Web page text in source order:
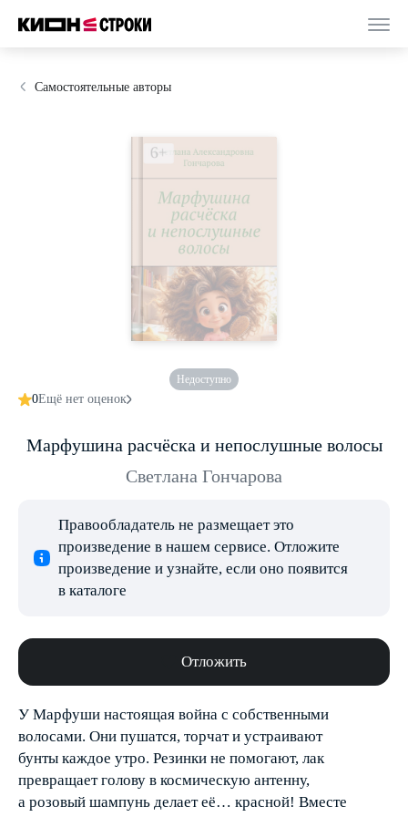
Самостоятельные авторы
Недоступно
0Ещё нет оценок
Марфушина расчёска и непослушные волосы
Светлана Гончарова
Правообладатель не размещает это
произведение в нашем сервисе. Отложите
произведение и узнайте, если оно появится
в каталоге
Отложить
У Марфуши настоящая война с собственными
волосами. Они пушатся, торчат и устраивают
бунты каждое утро. Резинки не помогают, лак
превращает голову в космическую антенну,
а розовый шампунь делает её… красной! Вместе